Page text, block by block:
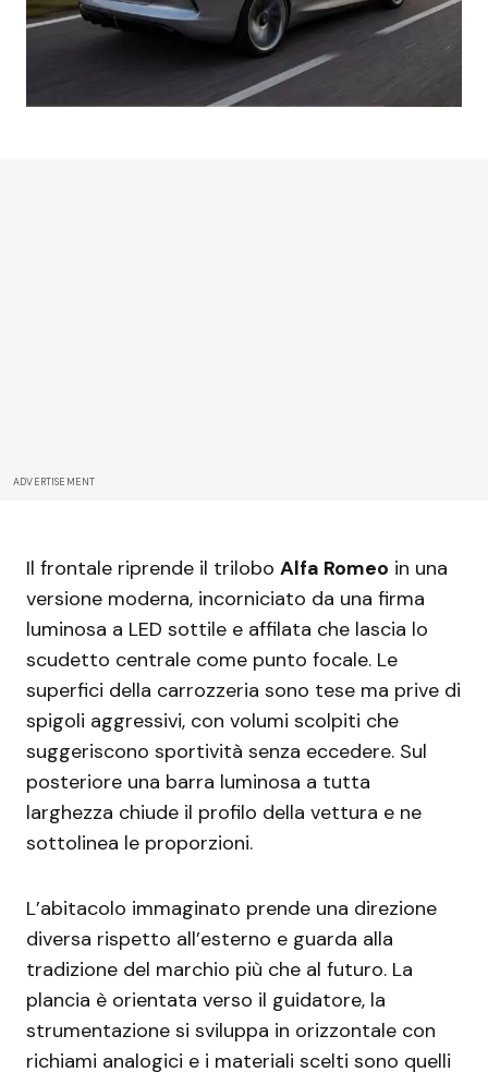
ADVERTISEMENT
Il frontale riprende il trilobo Alfa Romeo in una
versione moderna, incorniciato da una firma
luminosa a LED sottile e affilata che lascia lo
scudetto centrale come punto focale. Le
superfici della carrozzeria sono tese ma prive di
spigoli aggressivi, con volumi scolpiti che
suggeriscono sportività senza eccedere. Sul
posteriore una barra luminosa a tutta
larghezza chiude il profilo della vettura e ne
sottolinea le proporzioni.
L’abitacolo immaginato prende una direzione
diversa rispetto all’esterno e guarda alla
tradizione del marchio più che al futuro. La
plancia è orientata verso il guidatore, la
strumentazione si sviluppa in orizzontale con
richiami analogici e i materiali scelti sono quelli